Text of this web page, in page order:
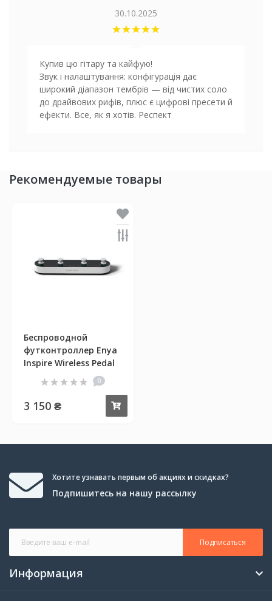
30.10.2025
Купив цю гітару та кайфую!
Звук і налаштування: конфігурація дає
широкий діапазон тембрів — від чистих соло
до драйвових рифів, плюс є цифрові пресети й
ефекти. Все, як я хотів. Респект
Рекомендуемые товары
Беспроводной
футконтроллер Enya
Inspire Wireless Pedal
0
3 150 ₴
Хотите узнавать первым об акциях и скидках?
Подпишитесь на нашу рассылку
Подписаться
Информация